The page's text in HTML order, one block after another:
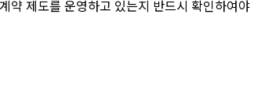
약 제도를 운영하고 있는지 반드시 확인하여야